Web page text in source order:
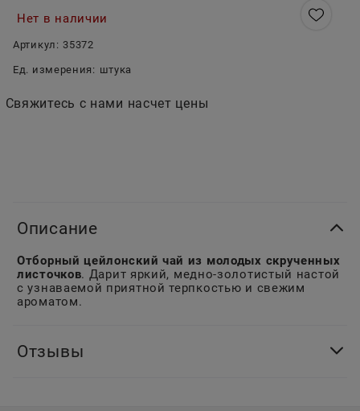
Нет в наличии
Артикул: 35372
Ед. измерения: штука
Свяжитесь с нами насчет цены
Описание
Отборный цейлонский чай из молодых скрученных
листочков. Дарит яркий, медно-золотистый настой
с узнаваемой приятной терпкостью и свежим
ароматом.
Отзывы